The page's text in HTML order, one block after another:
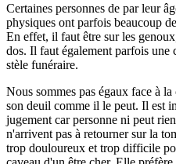
Certaines personnes de par leur
physiques ont parfois beaucoup
En effet, il faut être sur les
dos. Il faut également parfois une
stèle funéraire.
Nous sommes pas égaux face à
son deuil comme il le peut. Il est
jugement car personne ni peut
n'arrivent pas à retourner sur la
trop douloureux et trop difficile